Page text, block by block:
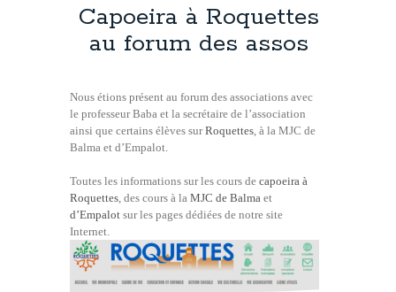
Capoeira à Roquettes
au forum des assos
Nous étions présent au forum des associations avec
le professeur Baba et la secrétaire de l’association
ainsi que certains élèves surRoquettes , à la MJC de
Balma et d’Empalot.
Toutes les informations sur les cours de capoeira à
Roquettes , des cours à la MJC de Balma et
d’Empalot sur les pages dédiées de notre site
Internet.